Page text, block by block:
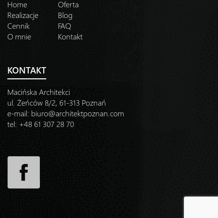
Home
Oferta
Realizacje
Blog
Cennik
FAQ
O mnie
Kontakt
KONTAKT
Macińska Architekci
ul. Żeńców 8/2, 61-313 Poznań
e-mail: biuro@architektpoznan.com
tel: +48 61 307 28 70